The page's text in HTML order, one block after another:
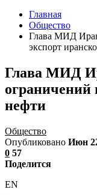
Главная
Общество
Глава МИД
экспорт
Глава МИД
ограничений
нефти
Общество
Опубликовано Июн
0 57
Поделится
EN